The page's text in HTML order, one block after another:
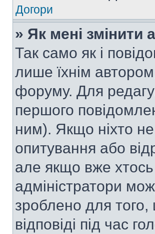
Догори
» Як мені змінити
Так само як і
лише їхнім
форуму. Для
першого
ним). Якщо ніхто
опитування або
але якщо вже
адміністратори
зроблено для того,
відповіді під час